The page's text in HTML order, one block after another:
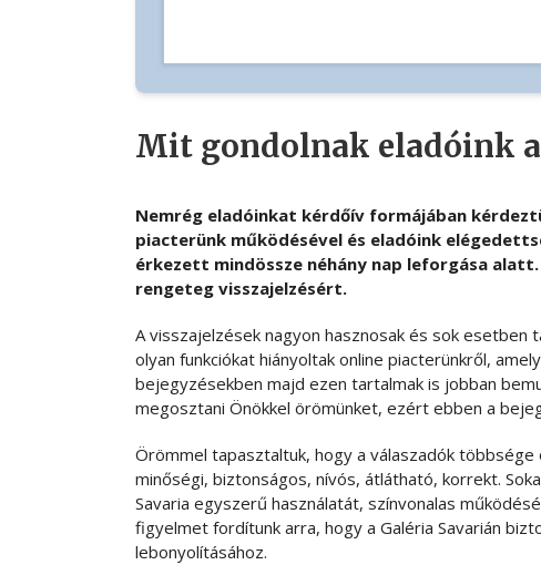
Mit gondolnak eladóink
Nemrég eladóinkat kérdőív formájában
piacterünk működésével és eladóink
érkezett mindössze néhány nap leforgása
rengeteg visszajelzésért.
A visszajelzések nagyon hasznosak és sok
olyan funkciókat hiányoltak online piacterünkről,
bejegyzésekben majd ezen tartalmak is jobban
megosztani Önökkel örömünket, ezért ebben a
Örömmel tapasztaltuk, hogy a válaszadók
minőségi, biztonságos, nívós, átlátható, korrekt.
Savaria egyszerű használatát, színvonalas
figyelmet fordítunk arra, hogy a Galéria Savarián
lebonyolításához.